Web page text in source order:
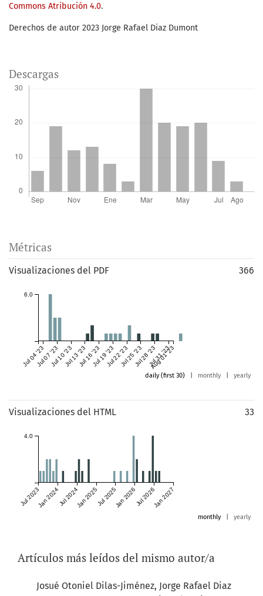
Commons Atribución 4.0.
Derechos de autor 2023 Jorge Rafael Diaz Dumont
Descargas
Métricas
Visualizaciones del PDF 366
Jul 04 '23Jul 07 '23Jul 10 '23Jul 13 '23Jul 16 '23Jul 19 '23Jul 22 '23Jul 25 '23Jul 28 '23Jul 31 '23
Aug 01 '23
6.0
daily (first 30) monthly yearly
Visualizaciones del HTML 33
Jul 2023Jan 2024Jul 2024Jan 2025Jul 2025Jan 2026Jul 2026Jan 2027
4.0
monthly yearly
Artículos más leídos del mismo autor/a
Josué Otoniel Dilas-Jiménez, Jorge Rafael Diaz